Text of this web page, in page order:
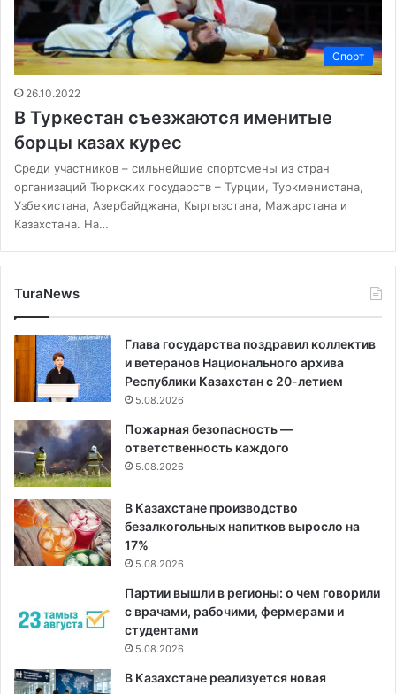
Спорт
26.10.2022
В Туркестан съезжаются именитые
борцы казах курес
Среди участников – сильнейшие спортсмены из стран
организаций Тюркских государств – Турции, Туркменистана,
Узбекистана, Азербайджана, Кыргызстана, Мажарстана и
Казахстана. На…
TuraNews
Глава государства поздравил коллектив
и ветеранов Национального архива
Республики Казахстан с 20-летием
5.08.2026
Пожарная безопасность —
ответственность каждого
5.08.2026
В Казахстане производство
безалкогольных напитков выросло на
17%
5.08.2026
Партии вышли в регионы: о чем говорили
с врачами, рабочими, фермерами и
студентами
5.08.2026
В Казахстане реализуется новая